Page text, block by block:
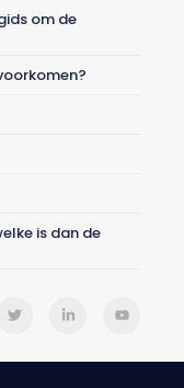
om de
is dan de